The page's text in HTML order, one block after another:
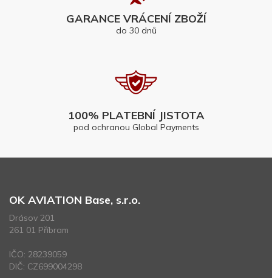
GARANCE VRÁCENÍ ZBOŽÍ
do 30 dnů
100% PLATEBNÍ JISTOTA
pod ochranou Global Payments
OK AVIATION Base, s.r.o.
Drásov 201
261 01 Příbram
IČO: 28239059
DIČ: CZ699004298